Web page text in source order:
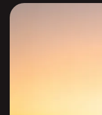
Diapositivas